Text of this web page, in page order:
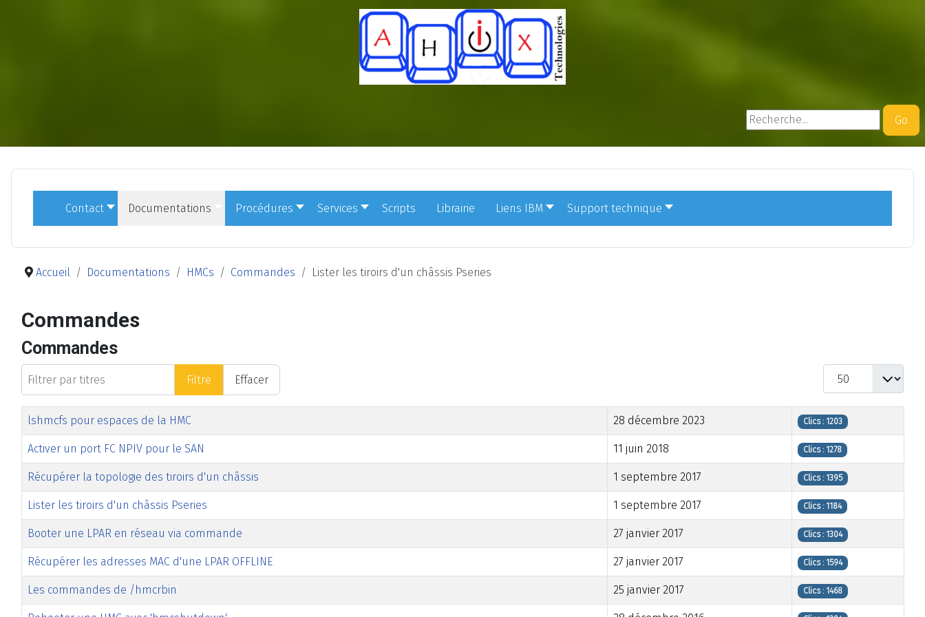
Rechercher
Go
Contact Documentations Procédures Services Scripts Librairie Liens IBM Support technique
Accueil Documentations HMCs Commandes Lister les tiroirs d'un châssis Pseries
Commandes
Commandes
Filtrer par titres
Filtre Effacer
Afficher #
Titre Date de modification Clics
lshmcfs pour espaces de la HMC 28 décembre 2023 Clics : 1203
Activer un port FC NPIV pour le SAN 11 juin 2018 Clics : 1278
Récupérer la topologie des tiroirs d'un châssis 1 septembre 2017 Clics : 1395
Lister les tiroirs d'un châssis Pseries 1 septembre 2017 Clics : 1184
Booter une LPAR en réseau via commande 27 janvier 2017 Clics : 1304
Récupérer les adresses MAC d'une LPAR OFFLINE 27 janvier 2017 Clics : 1594
Les commandes de /hmcrbin 25 janvier 2017 Clics : 1468